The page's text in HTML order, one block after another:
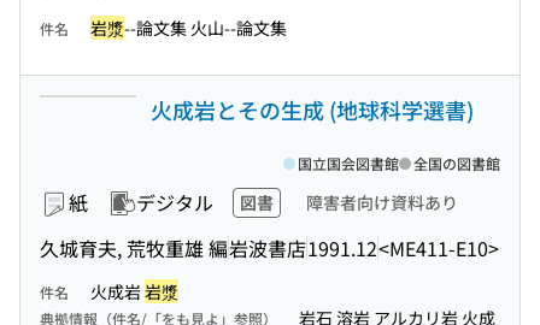
件名 岩漿--論文集 火山--論文集
火成岩とその生成 (地球科学選書)
紙 デジタル 図書 障害者向け資料あり
久城育夫, 荒牧重雄 編岩波書店1991.12<ME411-E10>
国立国会図書館 全国の図書館
件名 火成岩岩漿
典拠情報（件名/「をも見よ」参照）
岩石 溶岩 アルカリ岩 火成